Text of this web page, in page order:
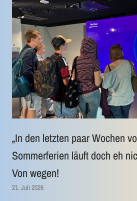
„In den letzten paar Wochen
Sommerferien läuft doch eh
Von wegen!
21. Juli 2026